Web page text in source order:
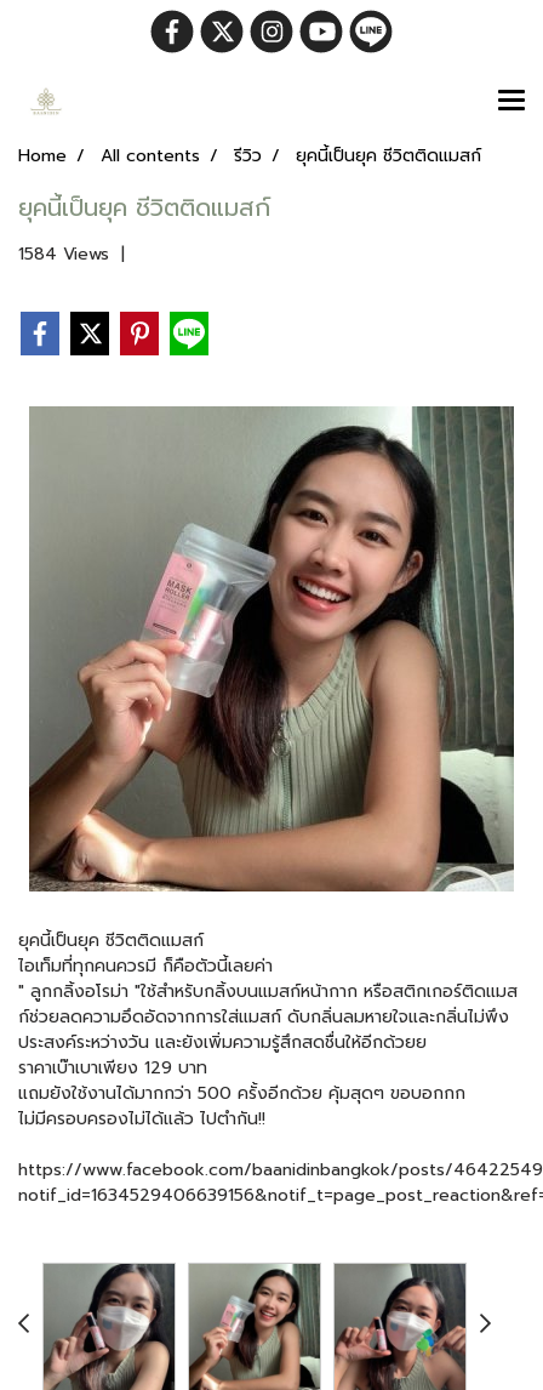
Home All contents รีวิว ยุคนี้เป็นยุค ชีวิตติดแมสก์
ยุคนี้เป็นยุค ชีวิตติดแมสก์
1584 Views |
ยุคนี้เป็นยุค ชีวิตติดแมสก์
ไอเท็มที่ทุกคนควรมี ก็คือตัวนี้เลยค่า
" ลูกกลิ้งอโรม่า "ใช้สำหรับกลิ้งบนแมสก์หน้ากาก หรือสติกเกอร์ติดแมส
ก์ช่วยลดความอึดอัดจากการใส่แมสก์ ดับกลิ่นลมหายใจและกลิ่นไม่พึง
ประสงค์ระหว่างวัน และยังเพิ่มความรู้สึกสดชื่นให้อีกด้วยย
ราคาเบ๊าเบาเพียง 129 บาท
แถมยังใช้งานได้มากกว่า 500 ครั้งอีกด้วย คุ้มสุดๆ ขอบอกกก
ไม่มีครอบครองไม่ได้แล้ว ไปตำกัน!!
https://www.facebook.com/baanidinbangkok/posts/